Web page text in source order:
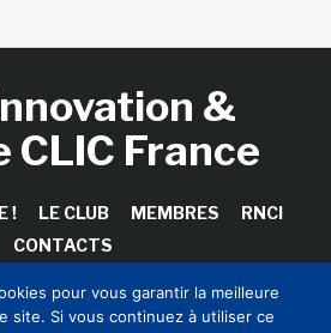
&
CLIC France
! LE CLUB MEMBRES
RNCI
CONTACTS
pour vous garantir la meilleure
site. Si vous continuez à utiliser ce